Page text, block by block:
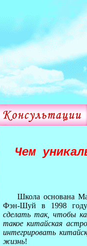
Чем
Школа основана
Фэн-Шуй в 1998
сделать так, чтобы
такое китайская
интегрировать
жизнь!